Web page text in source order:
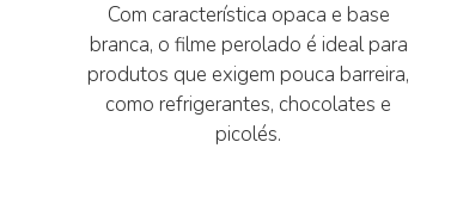
Com característica opaca e base
branca, o filme perolado é ideal para
produtos que exigem pouca barreira,
como refrigerantes, chocolates e
picolés.